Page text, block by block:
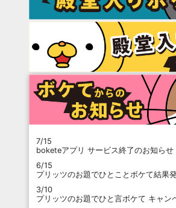
7/15
boketeアプリ サービス終了のお知らせ
6/15
プリッツのお題でひとことボケて結果
3/10
プリッツのお題でひと言ボケて キャン